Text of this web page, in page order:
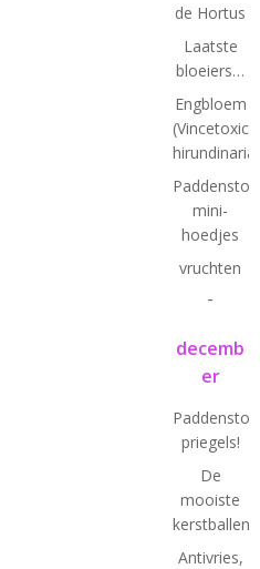
de Hortus
Laatste
bloeiers…
Engbloem
hirundinaria)
mini-
hoedjes
vruchten
-
decemb
er
priegels!
De
mooiste
kerstballen
Antivries,